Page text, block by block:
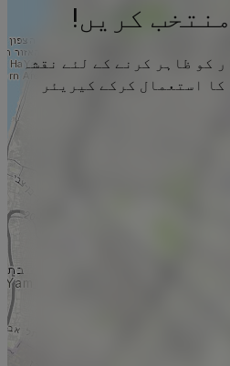
کریں!
کو ظاہر کرنے کے لئے نقشہ
استعمال کرکے کیریئر